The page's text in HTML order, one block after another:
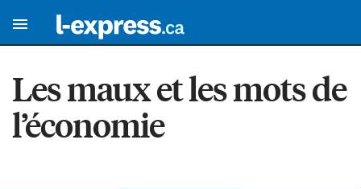
Les maux et les mots de
l’économie